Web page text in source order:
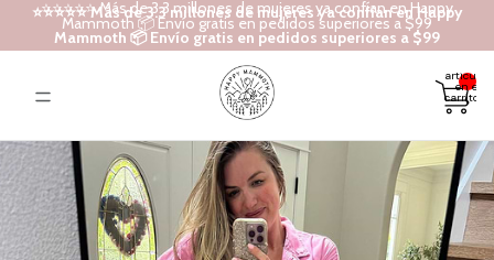
⭐⭐⭐⭐⭐ Más de 3.3 millones de mujeres ya confían en Happy
Mammoth 📦 Envío gratis en pedidos superiores a $99
⭐⭐⭐⭐⭐ Más de 3.3 millones de mujeres ya confían en Happy
Mammoth 📦 Envío gratis en pedidos superiores a $99
artículos
en el
carrito: 0